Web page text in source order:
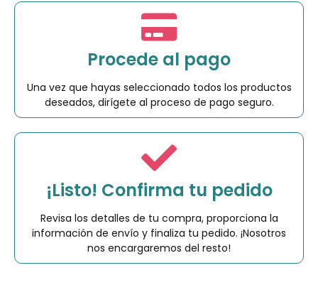
Procede al pago
Una vez que hayas seleccionado todos los productos
deseados, dirígete al proceso de pago seguro.
¡Listo! Confirma tu pedido
Revisa los detalles de tu compra, proporciona la
información de envío y finaliza tu pedido. ¡Nosotros
nos encargaremos del resto!